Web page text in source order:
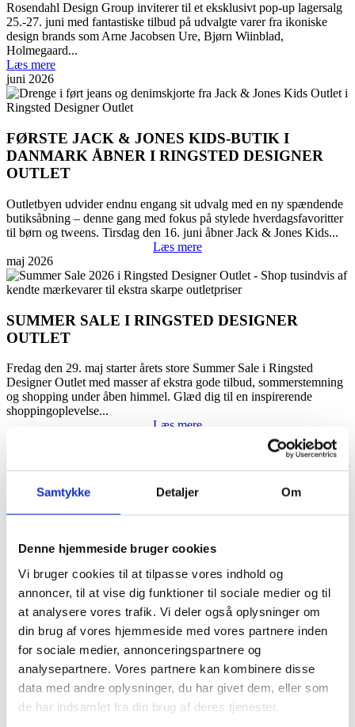
Samtykke Detaljer Om
Denne hjemmeside bruger cookies
Vi bruger cookies til at tilpasse vores indhold og
annoncer, til at vise dig funktioner til sociale medier og til
at analysere vores trafik. Vi deler også oplysninger om
din brug af vores hjemmeside med vores partnere inden
for sociale medier, annonceringspartnere og
analysepartnere. Vores partnere kan kombinere disse
data med andre oplysninger, du har givet dem, eller som
de har indsamlet fra din brug af deres tjenester.
Rosendahl Design Group inviterer til et eksklusivt pop-up lagersalg
25.-27. juni med fantastiske tilbud på udvalgte varer fra ikoniske
design brands som Arne Jacobsen Ure, Bjørn Wiinblad,
Holmegaard...
Læs mere
juni 2026
FØRSTE JACK & JONES KIDS-BUTIK I
DANMARK ÅBNER I RINGSTED DESIGNER
OUTLET
Outletbyen udvider endnu engang sit udvalg med en ny spændende
butiksåbning – denne gang med fokus på stylede hverdagsfavoritter
til børn og tweens. Tirsdag den 16. juni åbner Jack & Jones Kids...
Læs mere
maj 2026
SUMMER SALE I RINGSTED DESIGNER
OUTLET
Fredag den 29. maj starter årets store Summer Sale i Ringsted
Designer Outlet med masser af ekstra gode tilbud, sommerstemning
og shopping under åben himmel. Glæd dig til en inspirerende
shoppingoplevelse...
Læs mere
KOM TIL ÅBNINGEN AF JACK & JONES’ NYE
butik, hvor både placering, størrelse og indretning er løftet til et nyt
niveau. Med markant mere plads og en gennemført indretning...
april 2026
VERO MODA ÅBNER 30. APRIL
En nyhed, din garderobe vil elske! Torsdag den 30. april byder vi